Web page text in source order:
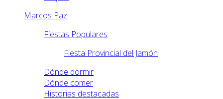
Marcos Paz
Fiestas Populares
Fiesta Provincial del Jamón
Dónde dormir
Dónde comer
Historias destacadas